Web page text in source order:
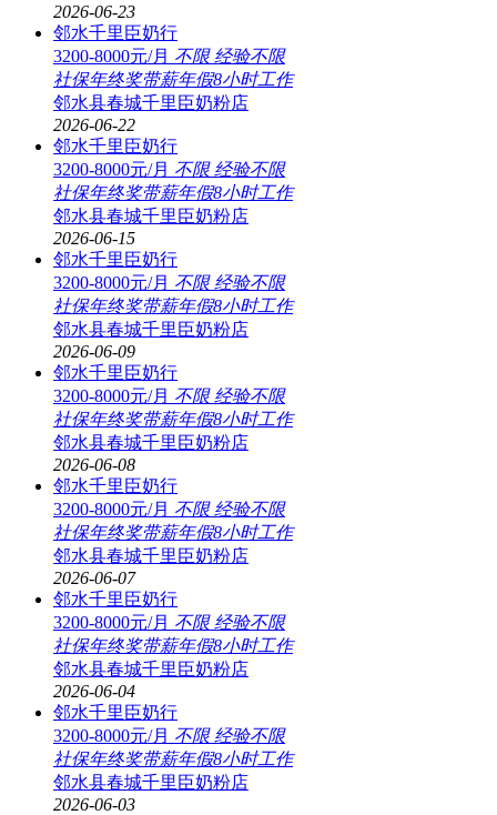
2026-06-23
邻水千里臣奶行
3200-8000元/月 不限 经验不限
社保年终奖带薪年假8小时工作
邻水县春城千里臣奶粉店
2026-06-22
邻水千里臣奶行
3200-8000元/月 不限 经验不限
社保年终奖带薪年假8小时工作
邻水县春城千里臣奶粉店
2026-06-15
邻水千里臣奶行
3200-8000元/月 不限 经验不限
社保年终奖带薪年假8小时工作
邻水县春城千里臣奶粉店
2026-06-09
邻水千里臣奶行
3200-8000元/月 不限 经验不限
社保年终奖带薪年假8小时工作
邻水县春城千里臣奶粉店
2026-06-08
邻水千里臣奶行
3200-8000元/月 不限 经验不限
社保年终奖带薪年假8小时工作
邻水县春城千里臣奶粉店
2026-06-07
邻水千里臣奶行
3200-8000元/月 不限 经验不限
社保年终奖带薪年假8小时工作
邻水县春城千里臣奶粉店
2026-06-04
邻水千里臣奶行
3200-8000元/月 不限 经验不限
社保年终奖带薪年假8小时工作
邻水县春城千里臣奶粉店
2026-06-03